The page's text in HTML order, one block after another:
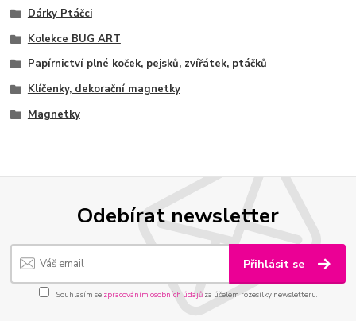
Dárky Ptáčci
Kolekce BUG ART
Papírnictví plné koček, pejsků, zvířátek, ptáčků
Klíčenky, dekorační magnetky
Magnetky
Odebírat newsletter
Přihlásit se
Souhlasím se zpracováním osobních údajůza účelem rozesílky newsletteru.